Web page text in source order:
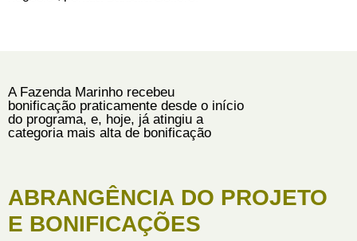
A Fazenda Marinho recebeu
bonificação praticamente desde o início
do programa, e, hoje, já atingiu a
categoria mais alta de bonificação
ABRANGÊNCIA DO PROJETO
E BONIFICAÇÕES